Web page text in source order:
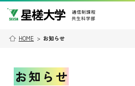
HOME > お知らせ
お知らせ